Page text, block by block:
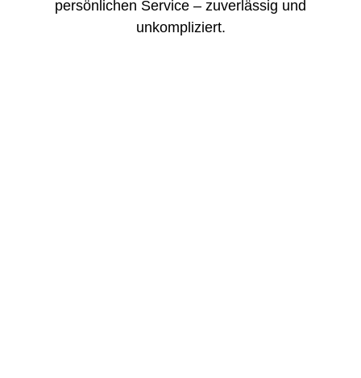
persönlichen Service – zuverlässig und
unkompliziert.